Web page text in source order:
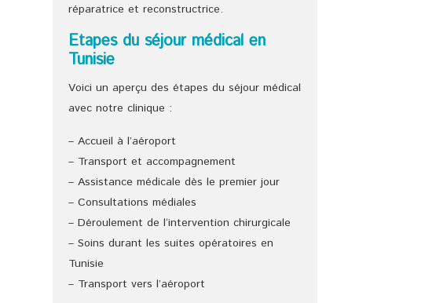
réparatrice et reconstructrice.
Etapes du séjour médical en
Tunisie
Voici un aperçu des étapes du séjour médical
avec notre clinique :
– Accueil à l’aéroport
– Transport et accompagnement
– Assistance médicale dès le premier jour
– Consultations médiales
– Déroulement de l‘intervention chirurgicale
– Soins durant les suites opératoires en
Tunisie
– Transport vers l’aéroport